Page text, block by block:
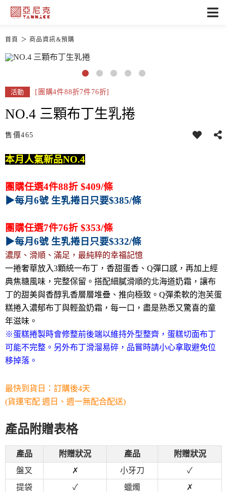
首頁 商品資訊&預購
活動 [團購4件88折7件76折]
NO.4 三顆布丁生乳捲
售價465
本月人氣新品NO.4
團購任選4件88折 $409/條
▶每月6號 生乳捲日只要$385/條
團購任選7件76折 $353/條
▶每月6號 生乳捲日只要$332/條
濃厚、滑順、滿足，最純粹的幸福記憶
一捲奢華放入3顆統一布丁，香甜蛋香、Q彈口感，再加上經
典焦糖風味，完整保留。搭配細膩滑順的北海道奶霜，讓布
丁的甜美與香醇乳香層層堆疊、推向極致。Q彈柔軟的泡芙蛋
糕捲入濃郁布丁與輕盈奶霜，每一口，盡是熟悉又驚喜的童
年滋味。
※蛋糕捲製時會修整前後端以維持外型整齊，蛋糕切面布丁
可能不完整。另外布丁滑溜易碎，品嘗時請小心拿取避免位
移掉落。
最快到貨日：訂購後4天
(貨運宅配 週日、週一無配合配送)
產品附贈表格
產品 附贈狀況 產品
附贈狀況
盤叉
✗ 小牙刀
✓
提袋
✓ 蠟燭 ✗